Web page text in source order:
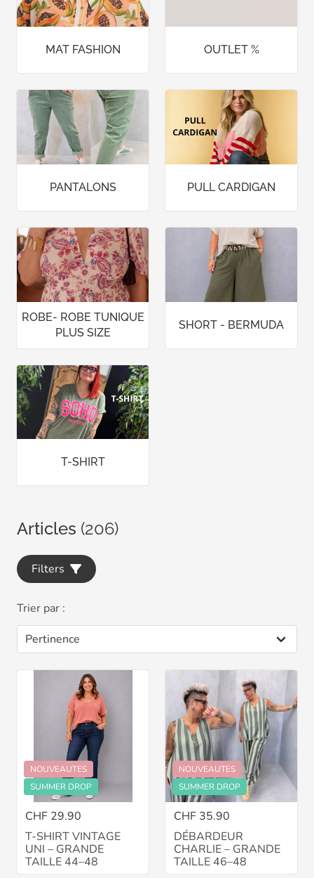
MAT FASHION OUTLET %
PANTALONS PULL CARDIGAN
ROBE- ROBE TUNIQUE
PLUS SIZE
SHORT - BERMUDA
T-SHIRT
Articles (206)
Filters
Trier par :
NOUVEAUTES
SUMMER DROP
CHF 29.90
T-SHIRT VINTAGE
UNI – GRANDE
TAILLE 44–48
NOUVEAUTES
SUMMER DROP
CHF 35.90
DÉBARDEUR
CHARLIE – GRANDE
TAILLE 46–48